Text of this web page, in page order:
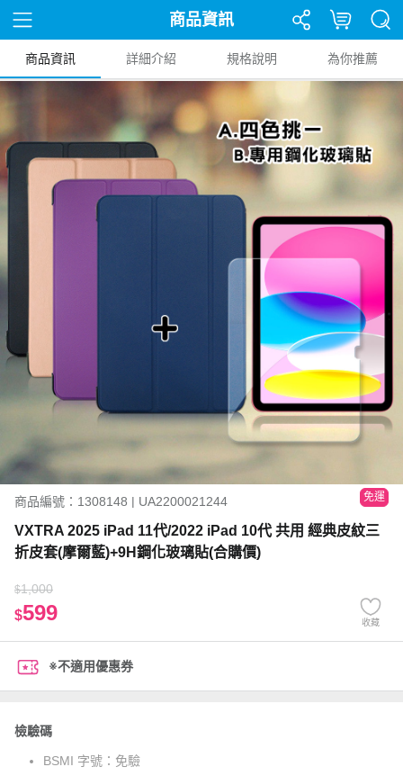
商品資訊
商品資訊 詳細介紹 規格說明 為你推薦
商品編號：1308148 | UA2200021244 免運
VXTRA 2025 iPad 11代/2022 iPad 10代 共用 經典皮紋三
折皮套(摩爾藍)+9H鋼化玻璃貼(合購價)
$1,000
$599 收藏
※不適用優惠券
檢驗碼
BSMI 字號： 免驗